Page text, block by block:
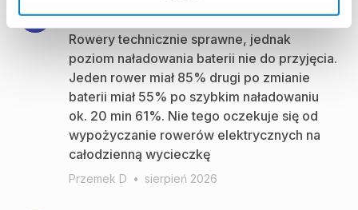
Rowery technicznie sprawne, jednak
poziom naładowania baterii nie do przyjęcia.
Jeden rower miał 85% drugi po zmianie
baterii miał 55% po szybkim naładowaniu
ok. 20 min 61%. Nie tego oczekuje się od
wypożyczanie rowerów elektrycznych na
całodzienną wycieczkę
Przemek D • sierpień 2026